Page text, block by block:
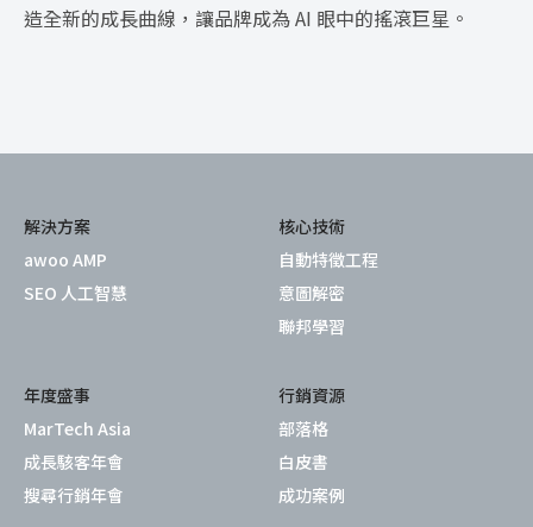
造全新的成長曲線，讓品牌成為 AI 眼中的搖滾巨星。
解決方案
awoo AMP
SEO 人工智慧
核心技術
自動特徵工程
意圖解密
聯邦學習
年度盛事
MarTech Asia
成長駭客年會
搜尋行銷年會
行銷資源
部落格
白皮書
成功案例